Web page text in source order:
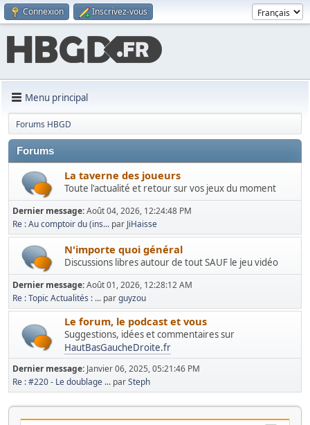
Connexion Inscrivez-vous
Menu principal
Forums HBGD
Forums
La taverne des joueurs
Toute l'actualité et retour sur vos jeux du moment
Dernier message:Août 04, 2026, 12:24:48 PM
Re : Au comptoir du (ins... par JiHaisse
N'importe quoi général
Discussions libres autour de tout SAUF le jeu vidéo
Dernier message:Août 01, 2026, 12:28:12 AM
Re : Topic Actualités : ... parguyzou
Le forum, le podcast et vous
Suggestions, idées et commentaires sur
HautBasGaucheDroite.fr
Dernier message: Janvier 06, 2025, 05:21:46 PM
Re : #220 - Le doublage ... parSteph